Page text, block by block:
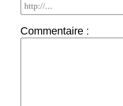
Commentaire :